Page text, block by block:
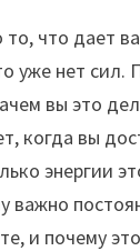
что дает
уже нет сил.
вы это
когда вы
энергии
важно
и почему